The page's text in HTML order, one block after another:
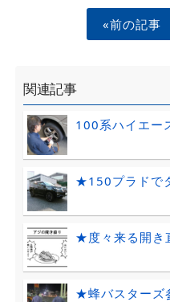
«前の記事
関連記事
100系ハイエー
★150プラドで
★度々来る開き
★蜂バスター